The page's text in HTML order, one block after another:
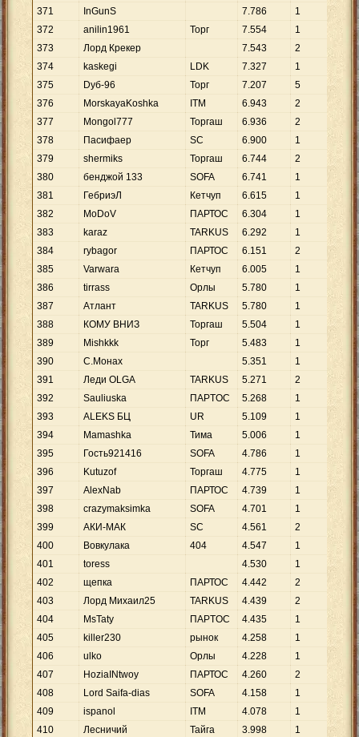
371 InGunS 7.786 1
372
anilin1961 Торг 7.554 1
373
Лорд Крекер 7.543 2
374
kaskegi LDK 7.327 1
375
Dуб-96 Торг 7.207 5
376
MorskayaKoshka ITM 6.943 2
377
Mongol777 Торгаш 6.936 2
378
Пасифаер SC 6.900 1
379
shermiks Торгаш 6.744 2
380
бенджой 133 SOFA 6.741 1
381
ГебриэЛ Кетчуп 6.615 1
382
MoDoV ПАРТОС 6.304 1
383
karaz TARKUS 6.292 1
384
rybagor ПАРТОС 6.151 2
385
Varwara Кетчуп 6.005 1
386
tirrass Орлы 5.780 1
387
Атлант TARKUS 5.780 1
388
КОМУ ВНИЗ Торгаш 5.504 1
389
Mishkkk Торг 5.483 1
390
С.Монах 5.351 1
391
Леди OLGA TARKUS 5.271 2
392
Sauliuska ПАРTOC 5.268 1
393
ALEKS БЦ UR 5.109 1
394
Mamashka Тима 5.006 1
395
Гость921416 SOFA 4.786 1
396
Kutuzof Торгаш 4.775 1
397
AlexNab ПАРТОС 4.739 1
398
crazymaksimka SOFA 4.701 1
399
АКИ-МАК SC 4.561 2
400
Вовкулака 404 4.547 1
401
toress 4.530 1
402
щепка ПАРТОС 4.442 2
403
Лорд Михаил25 TARKUS 4.439 2
404
MsTaty ПАРTOC 4.435 1
405
killer230 рынок 4.258 1
406
ulko Орлы 4.228 1
407
HoziaINtwoy ПАРТОС 4.260 2
408
Lord Saifa-dias SOFA 4.158 1
409
ispanol ITM 4.078 1
410
Лесничий Тайга 3.998 1